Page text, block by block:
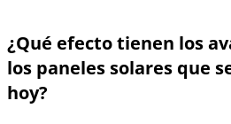
¿Qué efecto tienen los
los paneles solares que
hoy?